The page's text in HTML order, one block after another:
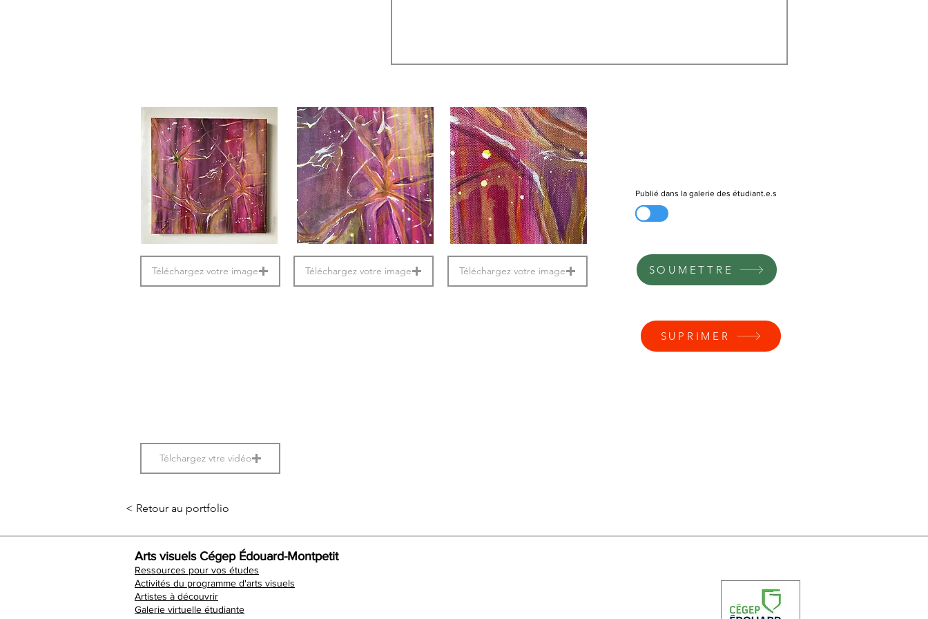
Téléchargez votre image Téléchargez votre image Téléchargez votre image
Publié dans la galerie des étudiant.e.s
SOUMETTRE
SUPRIMER
Télchargez vtre vidéo
< Retour au portfolio
Arts visuels Cégep Édouard-Montpetit
Ressources pour vos études
Activités du programme d'arts visuels
Artistes à découvrir
Galerie virtuelle étudiante